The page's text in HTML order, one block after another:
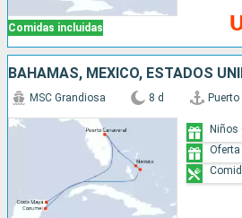
Comidas incluidas
BAHAMAS, MÉXICO, ESTADOS
MSC Grandiosa 8 d Puerto
Niños
Oferta